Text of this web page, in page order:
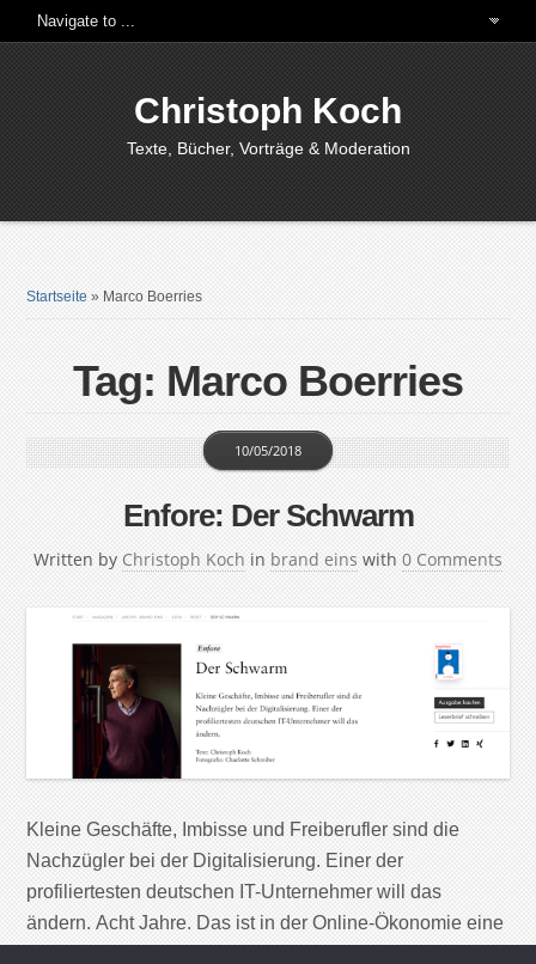
Christoph Koch
Texte, Bücher, Vorträge & Moderation
Startseite » Marco Boerries
Tag: Marco Boerries
Enfore: Der Schwarm
Written by Christoph Koch
10/05/2018
in brand eins with 0 Comments
Kleine Geschäfte, Imbisse und Freiberufler sind die
Nachzügler bei der Digitalisierung. Einer der
profiliertesten deutschen IT-Unternehmer will das
ändern. Acht Jahre. Das ist in der Online-Ökonomie eine